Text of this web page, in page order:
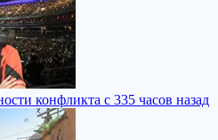
конфликта с 335 часов назад